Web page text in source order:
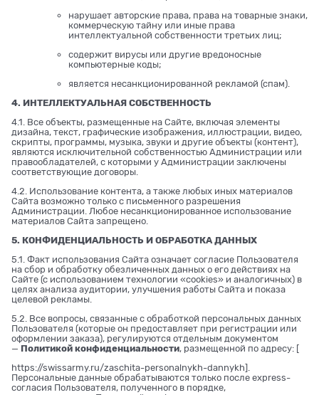
нарушает авторские права, права на товарные знаки,
коммерческую тайну или иные права
интеллектуальной собственности третьих лиц;
содержит вирусы или другие вредоносные
компьютерные коды;
является несанкционированной рекламой (спам).
4. ИНТЕЛЛЕКТУАЛЬНАЯ СОБСТВЕННОСТЬ
4.1. Все объекты, размещенные на Сайте, включая элементы
дизайна, текст, графические изображения, иллюстрации, видео,
скрипты, программы, музыка, звуки и другие объекты (контент),
являются исключительной собственностью Администрации или
правообладателей, с которыми у Администрации заключены
соответствующие договоры.
4.2. Использование контента, а также любых иных материалов
Сайта возможно только с письменного разрешения
Администрации. Любое несанкционированное использование
материалов Сайта запрещено.
5. КОНФИДЕНЦИАЛЬНОСТЬ И ОБРАБОТКА ДАННЫХ
5.1. Факт использования Сайта означает согласие Пользователя
на сбор и обработку обезличенных данных о его действиях на
Сайте (с использованием технологии «cookies» и аналогичных) в
целях анализа аудитории, улучшения работы Сайта и показа
целевой рекламы.
5.2. Все вопросы, связанные с обработкой персональных данных
Пользователя (которые он предоставляет при регистрации или
оформлении заказа), регулируются отдельным документом
— Политикой конфиденциальности, размещенной по адресу: [
https://swissarmy.ru/zaschita-personalnykh-dannykh].
Персональные данные обрабатываются только после express-
согласия Пользователя, полученного в порядке,